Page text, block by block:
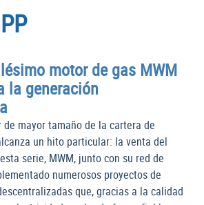
motor de gas MWM
la generación
de mayor tamaño de la cartera de
un hito particular: la venta del
serie, MWM, junto con su red de
numerosos proyectos de
que, gracias a la calidad